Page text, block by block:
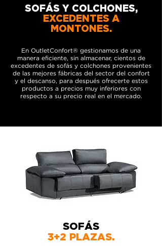
SOFÁS Y COLCHONES,
EXCEDENTES A
MONTONES.
En OutletConfort® gestionamos de una
manera eficiente, sin almacenar, cientos de
excedentes de sofás y colchones provenientes
de las mejores fábricas del sector del confort
y el descanso, para después ofrecerte estos
productos a precios muy inferiores con
respecto a su precio real en el mercado.
SOFÁS
3+2 PLAZAS.